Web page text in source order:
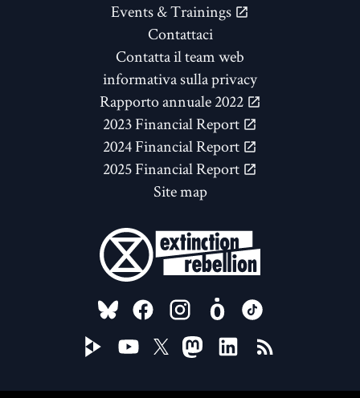
Events & Trainings
Contattaci
Contatta il team web
informativa sulla privacy
Rapporto annuale 2022
2023 Financial Report
2024 Financial Report
2025 Financial Report
Site map
FOLLOW US ON